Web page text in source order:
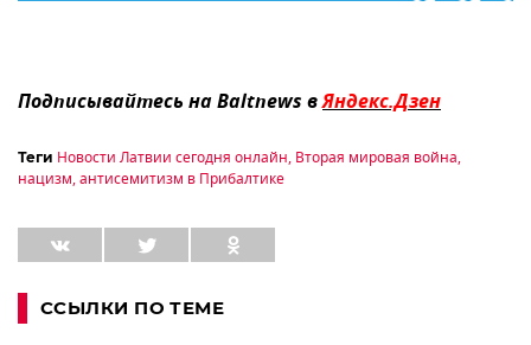
Подписывайтесь на Baltnews вЯндекс.Дзен
Теги Новости Латвии сегодня онлайн, Вторая мировая война,
нацизм,антисемитизм в Прибалтике
ССЫЛКИ ПО ТЕМЕ